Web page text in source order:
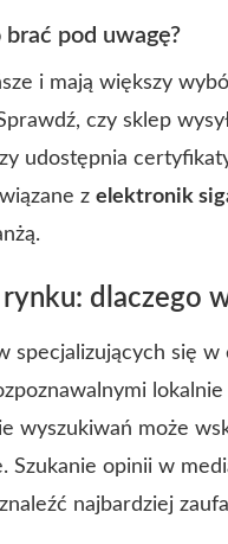
pod uwagę?
i mają większy
czy sklep
udostępnia
z elektronik
dlaczego
się w
wyszukiwań może
Szukanie opinii w
najbardziej